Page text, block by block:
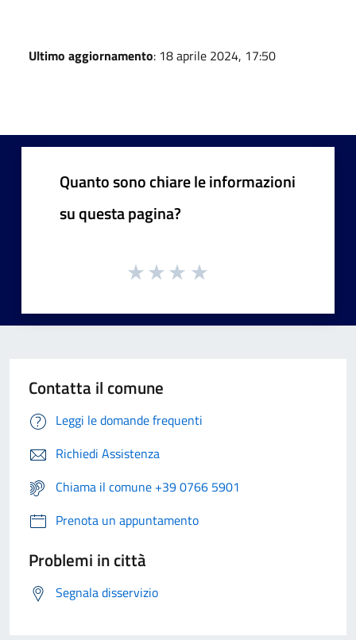
Ultimo aggiornamento: 18 aprile 2024, 17:50
Quanto sono chiare le informazioni
su questa pagina?
Contatta il comune
Leggi le domande frequenti
Richiedi Assistenza
Chiama il comune +39 0766 5901
Prenota un appuntamento
Problemi in città
Segnala disservizio